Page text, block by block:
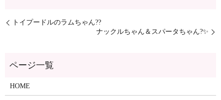
トイプードルのラムちゃん??
ナックルちゃん＆スパータちゃん?✨
ページ一覧
HOME